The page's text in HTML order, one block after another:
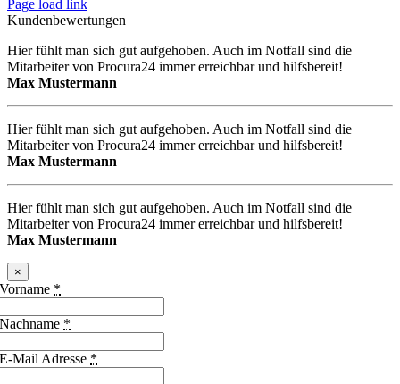
Page load link
Kundenbewertungen
Hier fühlt man sich gut aufgehoben. Auch im Notfall sind die
Mitarbeiter von Procura24 immer erreichbar und hilfsbereit!
Max Mustermann
Hier fühlt man sich gut aufgehoben. Auch im Notfall sind die
Mitarbeiter von Procura24 immer erreichbar und hilfsbereit!
Max Mustermann
Hier fühlt man sich gut aufgehoben. Auch im Notfall sind die
Mitarbeiter von Procura24 immer erreichbar und hilfsbereit!
Max Mustermann
×
Vorname *
Nachname *
E-Mail Adresse *